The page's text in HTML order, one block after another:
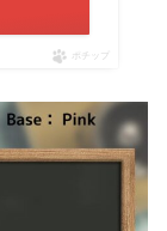
ポチップ